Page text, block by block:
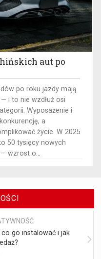
aut po
po roku jazdy mają
i to nie wzdłuż osi
Wyposażenie i
a
życie. W 2025
50 tysięcy nowych
wzrost o...
co go instalować i jak